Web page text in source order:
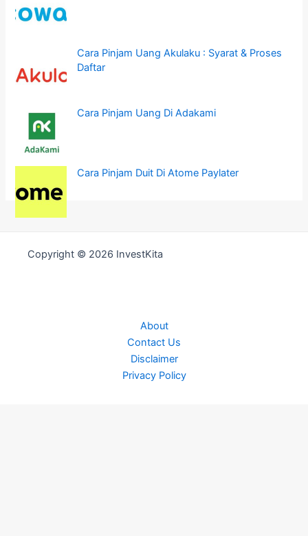
Cara Pinjam Uang Akulaku : Syarat & Proses
Daftar
Cara Pinjam Uang Di Adakami
Cara Pinjam Duit Di Atome Paylater
Copyright © 2026 InvestKita
About
Contact Us
Disclaimer
Privacy Policy